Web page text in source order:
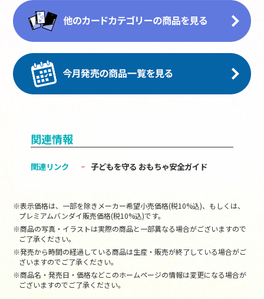
関連情報
関連リンク 子どもを守る おもちゃ安全ガイド
※表示価格は、一部を除きメーカー希望小売価格(税10%込)、もしくは、
プレミアムバンダイ販売価格(税10%込)です。
※商品の写真・イラストは実際の商品と一部異なる場合がございますので
ご了承ください。
※発売から時間の経過している商品は生産・販売が終了している場合がご
ざいますのでご了承ください。
※商品名・発売日・価格などこのホームページの情報は変更になる場合が
ございますのでご了承ください。